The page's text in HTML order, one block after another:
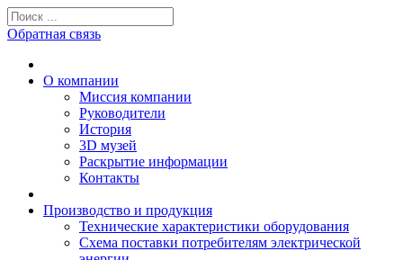
Обратная связь
О компании
Миссия компании
Руководители
История
3D музей
Раскрытие информации
Контакты
Производство и продукция
Технические характеристики оборудования
Схема поставки потребителям электрической